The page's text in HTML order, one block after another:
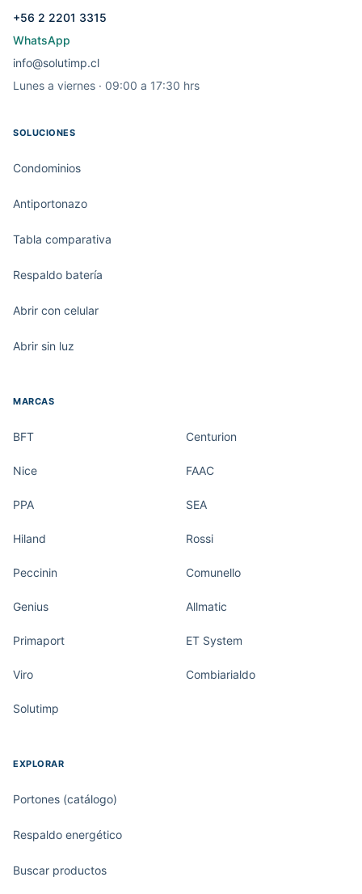
+56 2 2201 3315
WhatsApp
info@solutimp.cl
Lunes a viernes · 09:00 a 17:30 hrs
SOLUCIONES
Condominios
Antiportonazo
Tabla comparativa
Respaldo batería
Abrir con celular
Abrir sin luz
MARCAS
BFT Centurion
Nice FAAC
PPA SEA
Hiland Rossi
Peccinin Comunello
Genius Allmatic
Primaport ET System
Viro Combiarialdo
Solutimp
EXPLORAR
Portones (catálogo)
Respaldo energético
Buscar productos